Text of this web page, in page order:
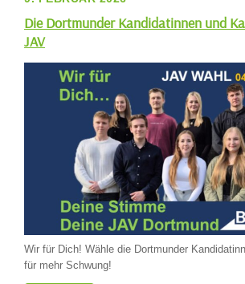
Die Dortmunder Kandidatinnen und
JAV
Wir für Dich! Wähle die Dortmunder
für mehr Schwung!